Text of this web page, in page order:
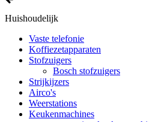
Huishoudelijk
Vaste telefonie
Koffiezetapparaten
Stofzuigers
Bosch stofzuigers
Strijkijzers
Airco's
Weerstations
Keukenmachines